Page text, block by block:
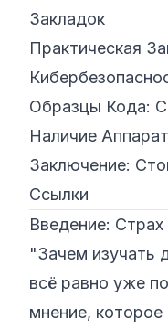
Закладок
Практическая
Образцы Кода:
Наличие
Заключение:
Ссылки
Введение:
"Зачем изучать
всё равно уже
мнение, которое